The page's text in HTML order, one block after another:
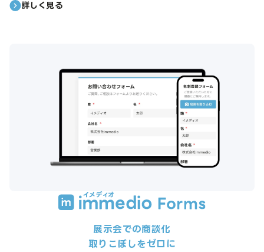
詳しく見る
展示会での商談化
取りこぼしをゼロに